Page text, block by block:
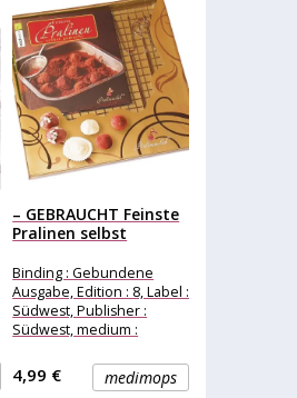
– GEBRAUCHT Feinste
Pralinen selbst
Binding : Gebundene
Ausgabe, Edition : 8, Label :
Südwest, Publisher :
Südwest, medium :
numberOfPages : 64,
medimops
4,99 €